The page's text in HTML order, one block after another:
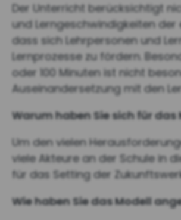
Der Unterricht berücksichtigt
und Lerngeschwindigkeiten
dass sich Lehrpersonen und
Lernprozesse zu fördern.
oder 100 Minuten ist nicht
Auseinandersetzung mit den
Warum haben Sie sich für
Um den vielen
viele Akteure an der Schule in
für das Setting der
Wie haben Sie das Modell